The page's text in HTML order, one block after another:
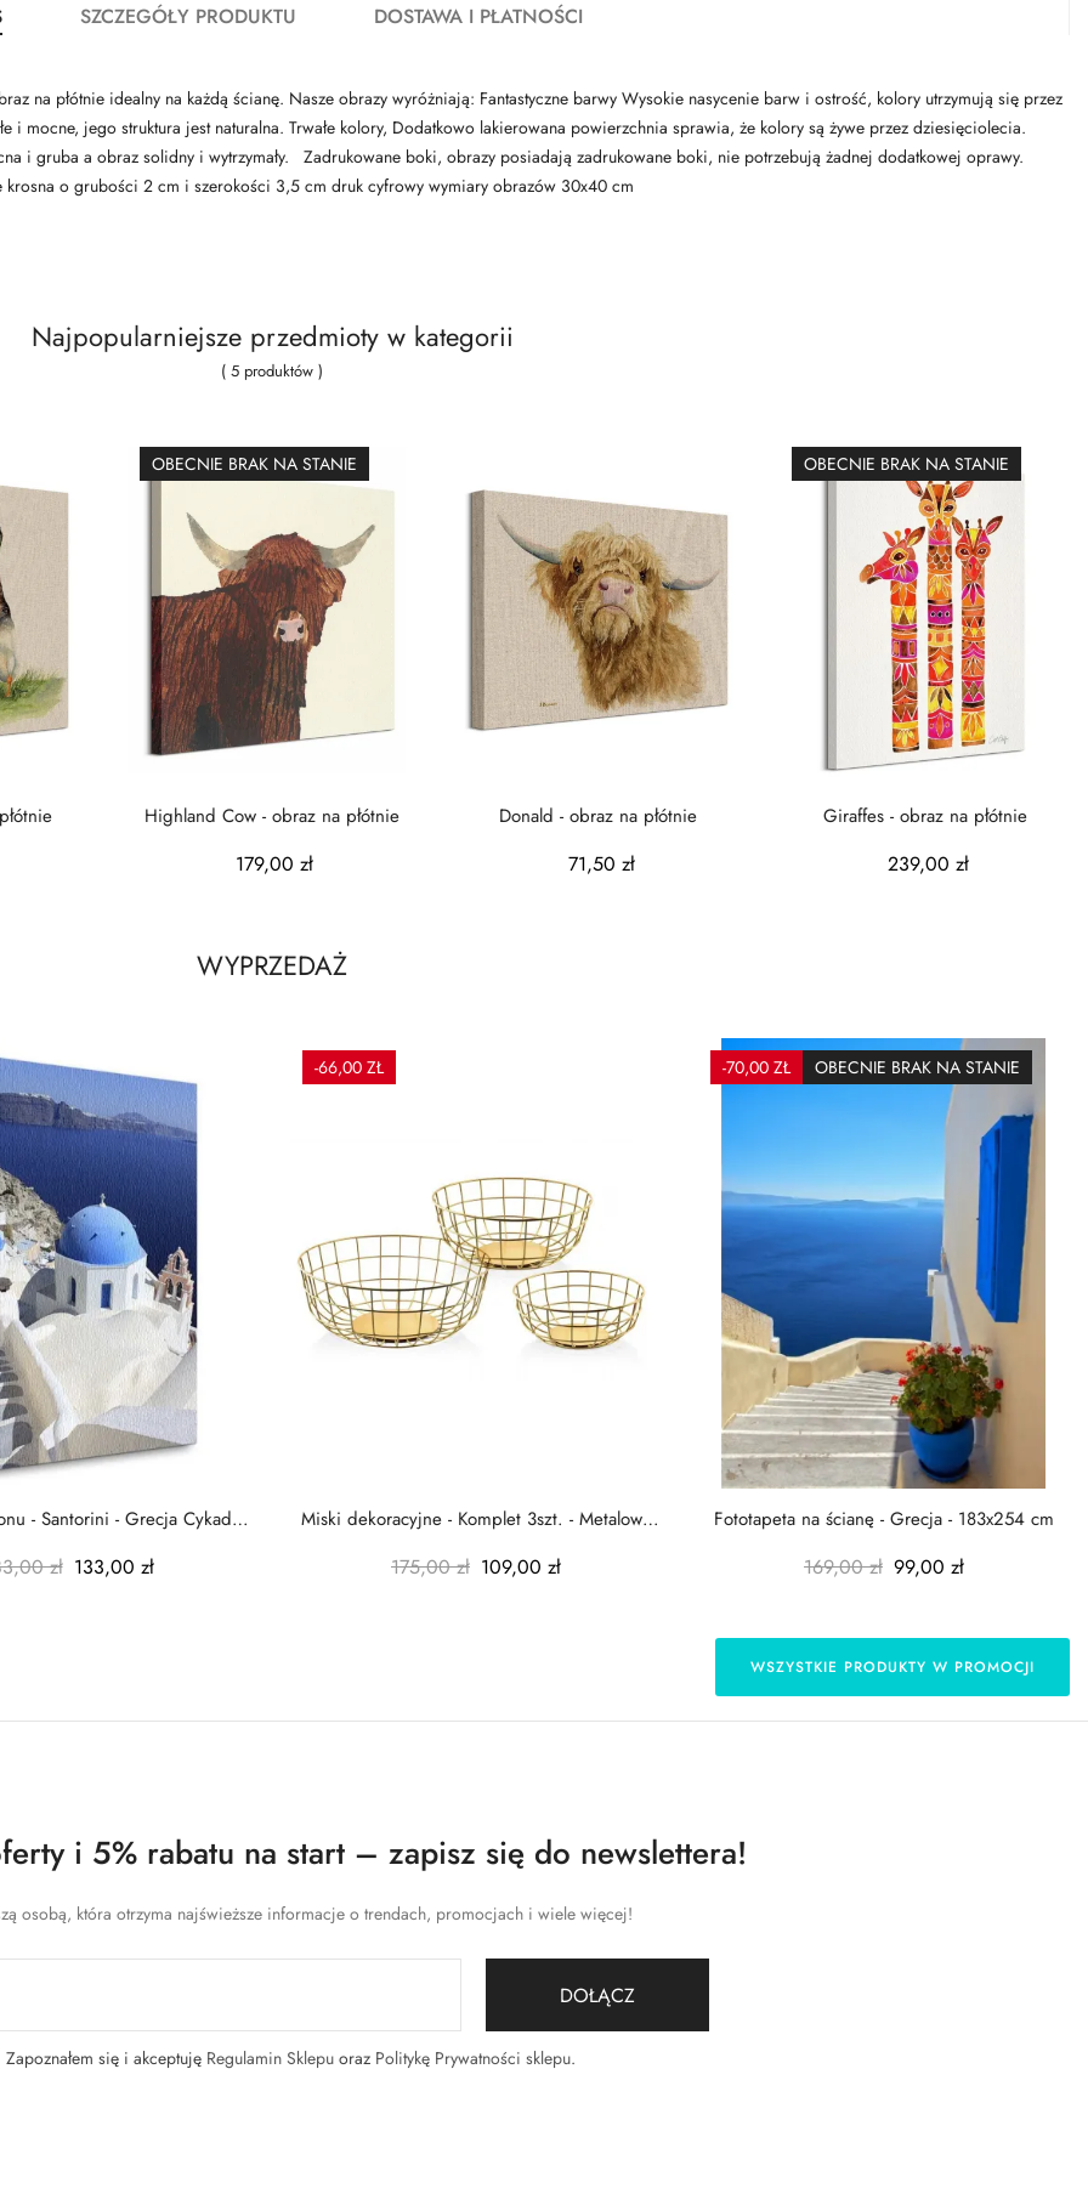
SZCZEGÓŁY PRODUKTU DOSTAWA I PŁATNOŚCI
na płótnie idealny na każdą ścianę. Nasze obrazy wyróżniają: Fantastyczne barwy Wysokie nasycenie barw i ostrość, kolory utrzymują się przez
i mocne, jego struktura jest naturalna. Trwałe kolory, Dodatkowo lakierowana powierzchnia sprawia, że kolory są żywe przez dziesięciolecia.
i gruba a obraz solidny i wytrzymały. Zadrukowane boki, obrazy posiadają zadrukowane boki, nie potrzebują żadnej dodatkowej oprawy.
krosna o grubości 2 cm i szerokości 3,5 cm druk cyfrowy wymiary obrazów 30x40 cm
Najpopularniejsze przedmioty w kategorii
( 5 produktów )
OBECNIE BRAK NA STANIE
Highland Cow - obraz na płótnie
179,00 zł
Donald - obraz na płótnie
71,50 zł
OBECNIE BRAK NA STANIE
Giraffes - obraz na płótnie
239,00 zł
WYPRZEDAŻ
- Santorini - Grecja Cykady
zł 133,00 zł
-66,00 ZŁ
Miski dekoracyjne - Komplet 3szt. - Metalowe
175,00 zł 109,00 zł
-70,00 ZŁ OBECNIE BRAK NA STANIE
Fototapeta na ścianę - Grecja - 183x254 cm
169,00 zł 99,00 zł
WSZYSTKIE PRODUKTY W PROMOCJI
i 5% rabatu na start – zapisz się do newslettera!
osobą, która otrzyma najświeższe informacje o trendach, promocjach i wiele więcej!
DOŁĄCZ
Zapoznałem się i akceptuję Regulamin Sklepuoraz Politykę Prywatności sklepu.